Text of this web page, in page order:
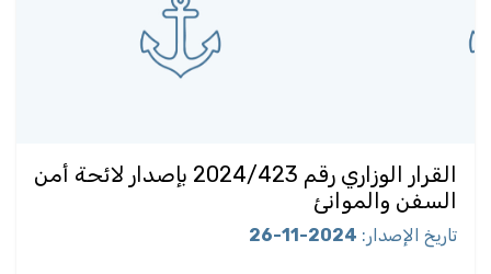
القرار الوزاري رقم 2024/423 بإصدار لائحة أمن
السفن والموانئ
تاريخ الإصدار :
2024-11-26